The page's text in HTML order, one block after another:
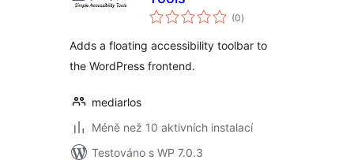
(0celkové
hodnocení
)
Adds a floating accessibility toolbar to
the WordPress frontend.
mediarlos
Méně než 10 aktivních instalací
Testováno s WP 7.0.3